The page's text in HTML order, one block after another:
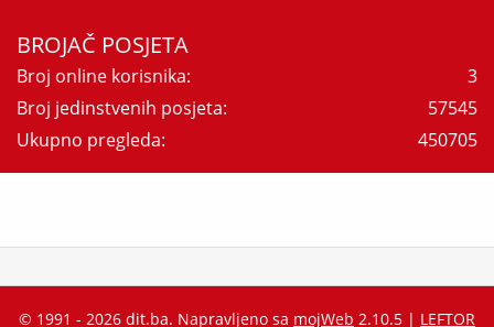
BROJAČ POSJETA
Broj online korisnika:
3
Broj jedinstvenih posjeta:
57545
Ukupno pregleda:
450705
© 1991 - 2026 dit.ba. Napravljeno sa mojWeb 2.10.5 | LEFTOR